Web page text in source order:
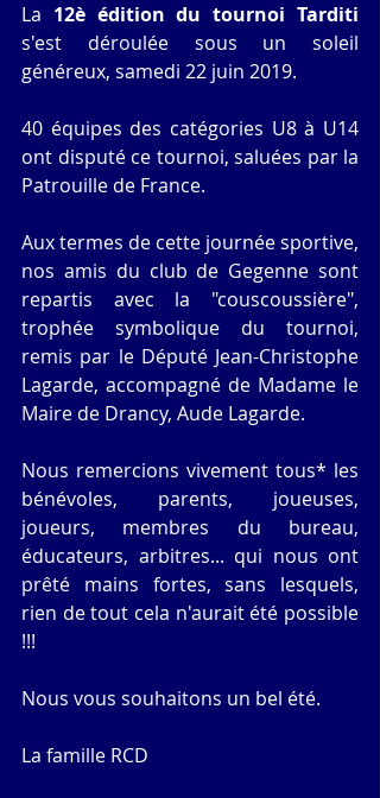
La 12è édition du tournoi Tarditi
s'est déroulée sous un soleil
généreux, samedi 22 juin 2019.
40 équipes des catégories U8 à U14
ont disputé ce tournoi, saluées par la
Patrouille de France.
Aux termes de cette journée sportive,
nos amis du club de Gegenne sont
repartis avec la "couscoussière",
trophée symbolique du tournoi,
remis par le Député Jean-Christophe
Lagarde, accompagné de Madame le
Maire de Drancy, Aude Lagarde.
Nous remercions vivement tous* les
bénévoles, parents, joueuses,
joueurs, membres du bureau,
éducateurs, arbitres... qui nous ont
prêté mains fortes, sans lesquels,
rien de tout cela n'aurait été possible
!!!
Nous vous souhaitons un bel été.
La famille RCD